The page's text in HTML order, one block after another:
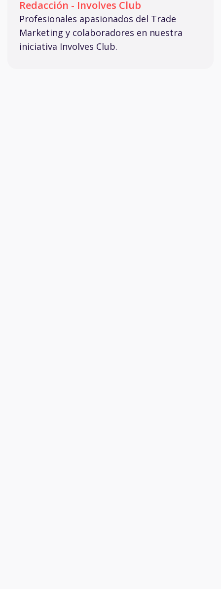
Redacción - Involves Club
Profesionales apasionados del Trade
Marketing y colaboradores en nuestra
iniciativa Involves Club.